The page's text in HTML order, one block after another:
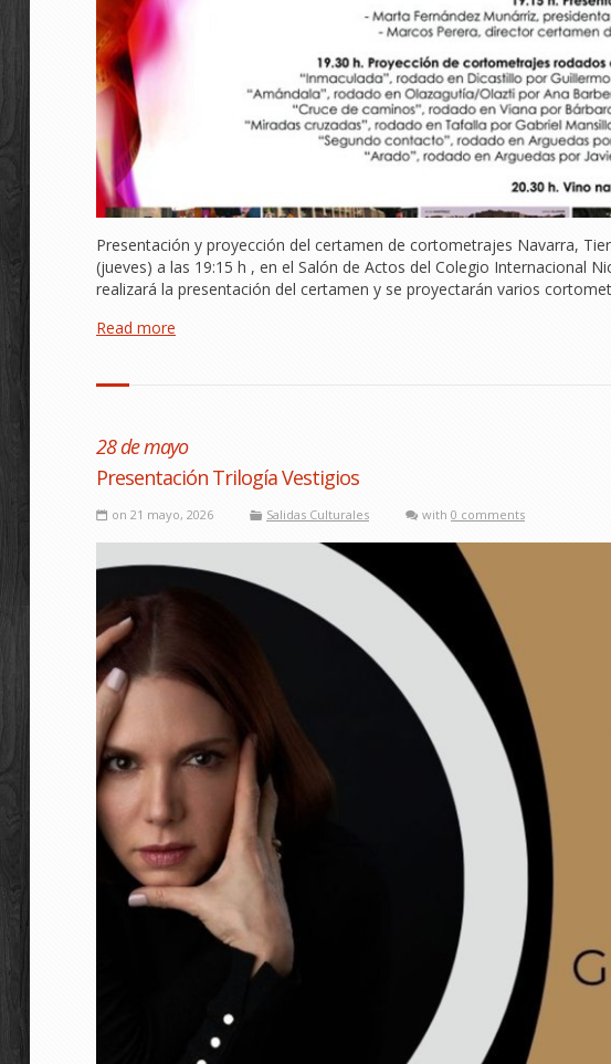
Presentación y proyección del certamen de cortometrajes Navarra,
(jueves) a las 19:15 h , en el Salón de Actos del Colegio Internacional
realizará la presentación del certamen y se proyectarán varios
Read more
28 de mayo
Presentación Trilogía Vestigios
on 21 mayo, 2026 Salidas Culturales with 0 comments